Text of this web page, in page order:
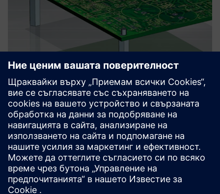
CASE STUDY
Automated circuit board vibration
analysis reduces errors and results
in 100x faster process
Фирма: Design Automation Associates
Местоположение: Suffield, Connecticut, United States
Софтуер на Сименс: